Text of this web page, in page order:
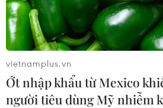
vietnamplus.vn
Ớt nhập khẩu từ Mexico
người tiêu dùng Mỹ nhiễm